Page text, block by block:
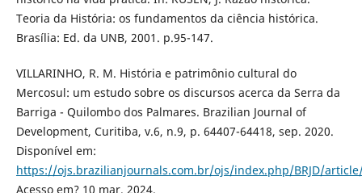
Teoria da História: os fundamentos da ciência histórica.
Brasília: Ed. da UNB, 2001. p.95-147.
VILLARINHO, R. M. História e patrimônio cultural do
Mercosul: um estudo sobre os discursos acerca da Serra da
Barriga - Quilombo dos Palmares. Brazilian Journal of
Development, Curitiba, v.6, n.9, p. 64407-64418, sep. 2020.
Disponível em:
https://ojs.brazilianjournals.com.br/ojs/index.php/BRJD/
Acesso em? 10 mar. 2024.